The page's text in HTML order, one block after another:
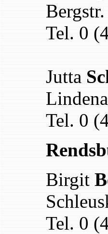
Tel. 0
Jutta
Tel. 0
Birgit
Tel. 0